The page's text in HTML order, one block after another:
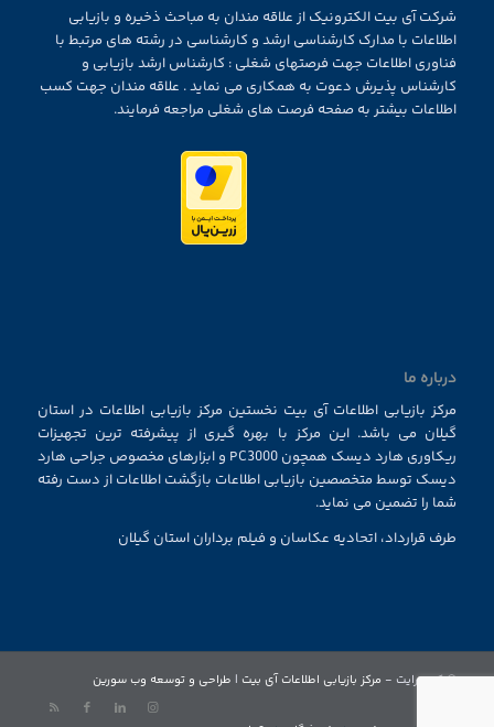
شرکت آی بیت الکترونیک از علاقه مندان به مباحث ذخیره و بازیابی
اطلاعات با مدارک کارشناسی ارشد و کارشناسی در رشته های مرتبط با
فناوری اطلاعات جهت فرصتهای شغلی : کارشناس ارشد بازیابی و
کارشناس پذیرش دعوت به همکاری می نماید . علاقه مندان جهت کسب
اطلاعات بیشتر به صفحه فرصت های شغلی مراجعه فرمایند.
درباره ما
مرکز بازیابی اطلاعات آی بیت نخستین مرکز بازیابی اطلاعات در استان
گیلان می باشد. این مرکز با بهره گیری از پیشرفته ترین تجهیزات
ریکاوری هارد دیسک همچون PC3000 و ابزارهای مخصوص جراحی هارد
دیسک توسط متخصصین بازیابی اطلاعات بازگشت اطلاعات از دست رفته
شما را تضمین می نماید.
طرف قرارداد، اتحادیه عکاسان و فیلم برداران استان گیلان
© کپی رایت - مرکز بازیابی اطلاعات آی بیت | طراحی و توسعه وب سورین